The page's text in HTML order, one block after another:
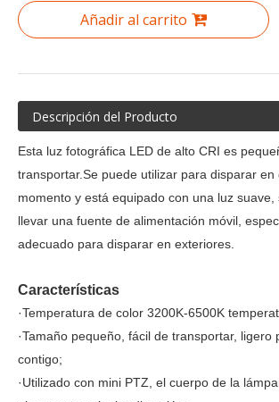
Añadir al carrito
Descripción del Producto
Esta luz fotográfica LED de alto CRI es
transportar.Se puede utilizar para disparar en
momento y está equipado con una luz suave,
llevar una fuente de alimentación móvil,
adecuado para disparar en exteriores.
Características
·Temperatura de color 3200K-6500K
·Tamaño pequeño, fácil de transportar, ligero
contigo;
·Utilizado con mini PTZ, el cuerpo de la